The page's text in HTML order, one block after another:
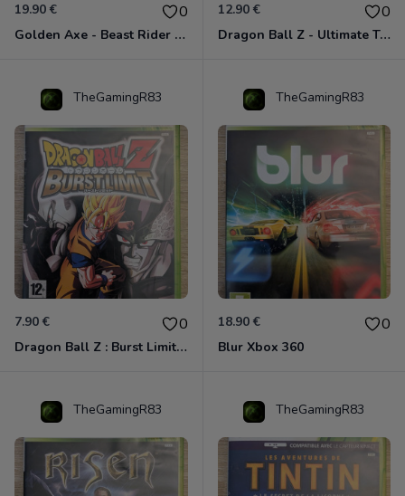
19.90 € 0
Golden Axe - Beast Rider Xbox 360
12.90 € 0
Dragon Ball Z - Ultimate Tenkaichi Xbox 360
TheGamingR83
7.90 € 0
Dragon Ball Z : Burst Limit Xbox 360
TheGamingR83
18.90 € 0
Blur Xbox 360
TheGamingR83 TheGamingR83